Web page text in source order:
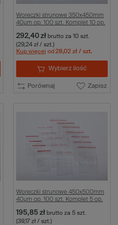
Woreczki strunowe 350x450mm
40µm op. 100 szt. Komplet 10 op.
292,40 zł brutto za 10 szt.
(29,24 zł / szt.)
Kup więcej od 28,02 zł / szt.
Porównaj Zapisz
Wybierz ilość
Woreczki strunowe 450x500mm
40µm op. 100 szt. Komplet 5 op.
195,85 zł brutto za 5 szt.
(39,17 zł / szt.)